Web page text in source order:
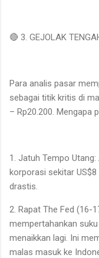
🔴 3. GEJOLAK
Para analis pasar
sebagai titik kritis di
– Rp20.200. Mengapa
1. Jatuh Tempo
korporasi sekitar
drastis.
2. Rapat The Fed (16-
mempertahankan
menaikkan lagi. Ini
malas masuk ke